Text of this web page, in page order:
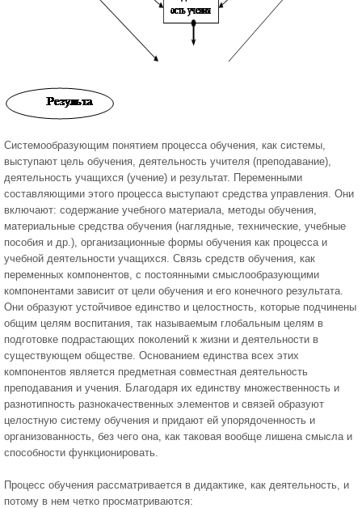
Системообразующим понятием процесса обучения, как системы,
выступают цель обучения, деятельность учителя (преподавание),
деятельность учащихся (учение) и результат. Переменными
составляющими этого процесса выступают средства управления. Они
включают: содержание учебного материала, методы обучения,
материальные средства обучения (наглядные, технические, учебные
пособия и др.), организационные формы обучения как процесса и
учебной деятельности учащихся. Связь средств обучения, как
переменных компонентов, с постоянными смыслообразующими
компонентами зависит от цели обучения и его конечного результата.
Они образуют устойчивое единство и целостность, которые подчинены
общим целям воспитания, так называемым глобальным целям в
подготовке подрастающих поколений к жизни и деятельности в
существующем обществе. Основанием единства всех этих
компонентов является предметная совместная деятельность
преподавания и учения. Благодаря их единству множественность и
разнотипность разнокачественных элементов и связей образуют
целостную систему обучения и придают ей упорядоченность и
организованность, без чего она, как таковая вообще лишена смысла и
способности функционировать.
Процесс обучения рассматривается в дидактике, как деятельность, и
потому в нем четко просматриваются: